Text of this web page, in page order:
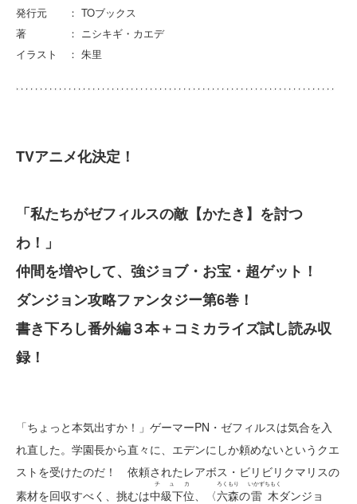
発行元 ： TOブックス
著 ： ニシキギ・カエデ
イラスト ： 朱里
TVアニメ化決定！
「私たちがゼフィルスの敵【かたき】を討つ
わ！」
仲間を増やして、強ジョブ・お宝・超ゲット！
ダンジョン攻略ファンタジー第6巻！
書き下ろし番外編３本＋コミカライズ試し読み収
録！
「ちょっと本気出すか！」ゲーマーPN・ゼフィルスは気合を入
れ直した。学園長から直々に、エデンにしか頼めないというクエ
ストを受けたのだ！ 依頼されたレアボス・ビリビリクマリスの
素材を回収すべく、挑むは中級下位
チュカ
、〈六森
ろくもり
の雷木
いかずちもく
ダンジョ